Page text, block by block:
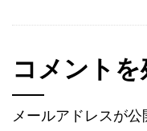
コメント
メールアドレスが公